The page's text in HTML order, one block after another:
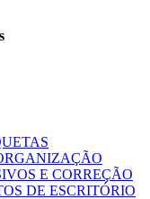
E CORREÇÃO
DE ESCRITÓRIO